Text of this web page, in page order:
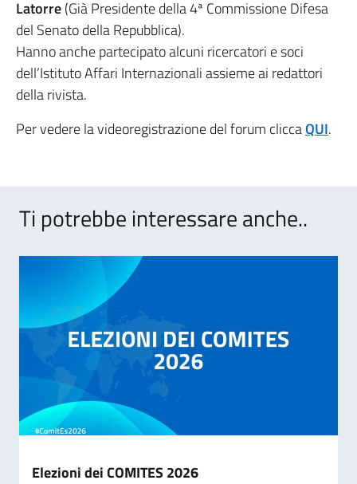
Latorre(Già Presidente della 4ª Commissione Difesa
del Senato della Repubblica).
Hanno anche partecipato alcuni ricercatori e soci
dell’Istituto Affari Internazionali assieme ai redattori
della rivista.
Per vedere la videoregistrazione del forum cliccaQUI.
Ti potrebbe interessare anche..
Elezioni dei COMITES 2026